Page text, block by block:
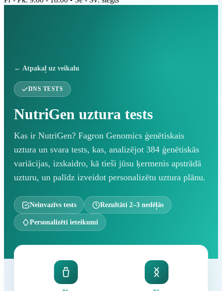
← Atpakaļ uz veikalu
DNS TESTS
NutriGen uztura tests
Kas ir NutriGen? Fagron Genomics ģenētiskais
uztura un svara tests, kas, analizējot 384 ģenētiskās
variācijas, izskaidro, kā tieši jūsu ķermenis apstrādā
uzturu, un palīdz izveidot personalizētu uztura plānu.
Neinvazīvs tests Rezultāti 2–3 nedēļās
Personalizēti ieteikumi